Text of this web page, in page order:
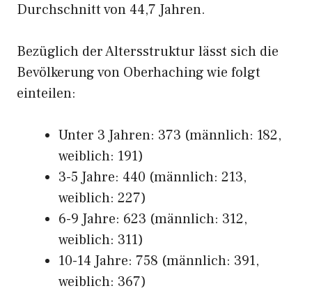
Durchschnitt von 44,7 Jahren.
Bezüglich der Altersstruktur lässt sich die
Bevölkerung von Oberhaching wie folgt
einteilen:
Unter 3 Jahren: 373 (männlich: 182,
weiblich: 191)
3-5 Jahre: 440 (männlich: 213,
weiblich: 227)
6-9 Jahre: 623 (männlich: 312,
weiblich: 311)
10-14 Jahre: 758 (männlich: 391,
weiblich: 367)